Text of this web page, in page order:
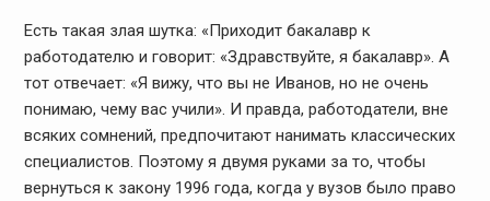
Есть такая злая шутка: «Приходит бакалавр к
работодателю и говорит: «Здравствуйте, я бакалавр». А
тот отвечает: «Я вижу, что вы не Иванов, но не очень
понимаю, чему вас учили». И правда, работодатели, вне
всяких сомнений, предпочитают нанимать классических
специалистов. Поэтому я двумя руками за то, чтобы
вернуться к закону 1996 года, когда у вузов было право